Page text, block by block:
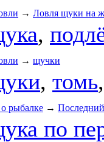
→ Ловля щуки на
,
→ щучки
, томь,
рыбалке →
по